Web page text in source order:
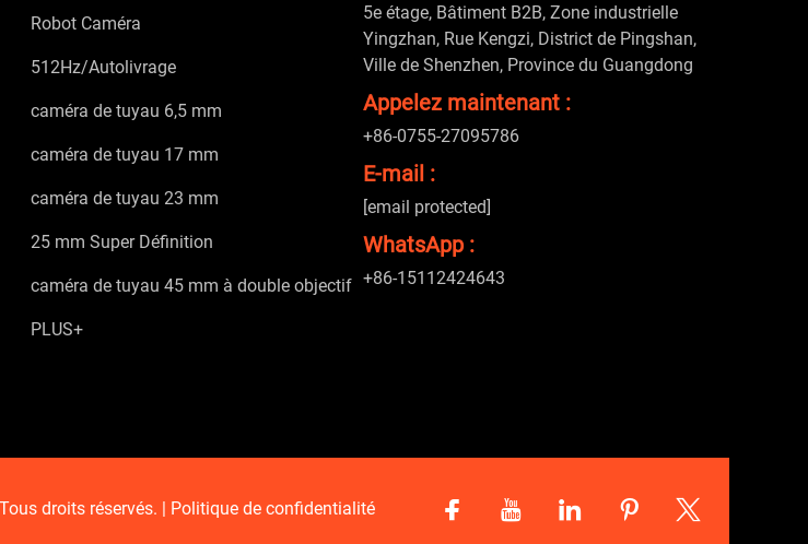
Robot Caméra
512Hz/Autolivrage
caméra de tuyau 6,5 mm
caméra de tuyau 17 mm
caméra de tuyau 23 mm
25 mm Super Définition
caméra de tuyau 45 mm à double objectif
PLUS+
5e étage, Bâtiment B2B, Zone industrielle
Yingzhan, Rue Kengzi, District de Pingshan,
Ville de Shenzhen, Province du Guangdong
Appelez maintenant :
+86-0755-27095786
E-mail :
[email protected]
WhatsApp :
+86-15112424643
droits réservés. | Politique de confidentialité